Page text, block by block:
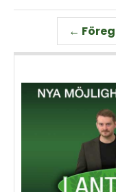
premiär för vårt
måndagsprogram
längre intervju med
Stjerndahl vd för HIR
fältdagar.
←